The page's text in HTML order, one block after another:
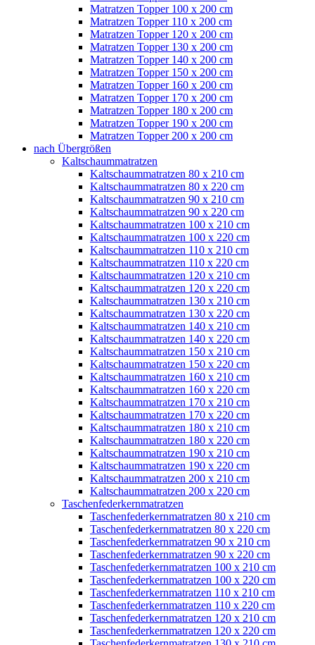
Matratzen Topper 100 x 200 cm
Matratzen Topper 110 x 200 cm
Matratzen Topper 120 x 200 cm
Matratzen Topper 130 x 200 cm
Matratzen Topper 140 x 200 cm
Matratzen Topper 150 x 200 cm
Matratzen Topper 160 x 200 cm
Matratzen Topper 170 x 200 cm
Matratzen Topper 180 x 200 cm
Matratzen Topper 190 x 200 cm
Matratzen Topper 200 x 200 cm
nach Übergrößen
Kaltschaummatratzen
Kaltschaummatratzen 80 x 210 cm
Kaltschaummatratzen 80 x 220 cm
Kaltschaummatratzen 90 x 210 cm
Kaltschaummatratzen 90 x 220 cm
Kaltschaummatratzen 100 x 210 cm
Kaltschaummatratzen 100 x 220 cm
Kaltschaummatratzen 110 x 210 cm
Kaltschaummatratzen 110 x 220 cm
Kaltschaummatratzen 120 x 210 cm
Kaltschaummatratzen 120 x 220 cm
Kaltschaummatratzen 130 x 210 cm
Kaltschaummatratzen 130 x 220 cm
Kaltschaummatratzen 140 x 210 cm
Kaltschaummatratzen 140 x 220 cm
Kaltschaummatratzen 150 x 210 cm
Kaltschaummatratzen 150 x 220 cm
Kaltschaummatratzen 160 x 210 cm
Kaltschaummatratzen 160 x 220 cm
Kaltschaummatratzen 170 x 210 cm
Kaltschaummatratzen 170 x 220 cm
Kaltschaummatratzen 180 x 210 cm
Kaltschaummatratzen 180 x 220 cm
Kaltschaummatratzen 190 x 210 cm
Kaltschaummatratzen 190 x 220 cm
Kaltschaummatratzen 200 x 210 cm
Kaltschaummatratzen 200 x 220 cm
Taschenfederkernmatratzen
Taschenfederkernmatratzen 80 x 210 cm
Taschenfederkernmatratzen 80 x 220 cm
Taschenfederkernmatratzen 90 x 210 cm
Taschenfederkernmatratzen 90 x 220 cm
Taschenfederkernmatratzen 100 x 210 cm
Taschenfederkernmatratzen 100 x 220 cm
Taschenfederkernmatratzen 110 x 210 cm
Taschenfederkernmatratzen 110 x 220 cm
Taschenfederkernmatratzen 120 x 210 cm
Taschenfederkernmatratzen 120 x 220 cm